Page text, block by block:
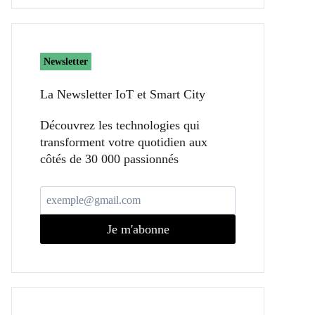
Newsletter
La Newsletter IoT et Smart City​
Découvrez les technologies qui
transforment votre quotidien aux
côtés de 30 000 passionnés
Je m'abonne